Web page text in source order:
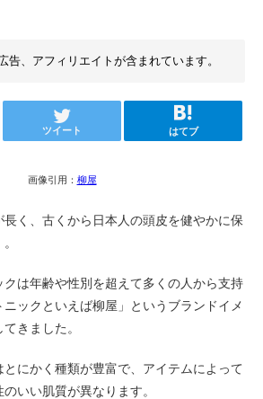
告、アフィリエイトが含まれています。
ツイート はてブ
画像引用： 柳屋
長く、古くから日本人の頭皮を健やかに保
は年齢や性別を超えて多くの人から支持
ックといえば柳屋」というブランドイメ
きました。
にかく種類が豊富で、アイテムによって
いい肌質が異なります。